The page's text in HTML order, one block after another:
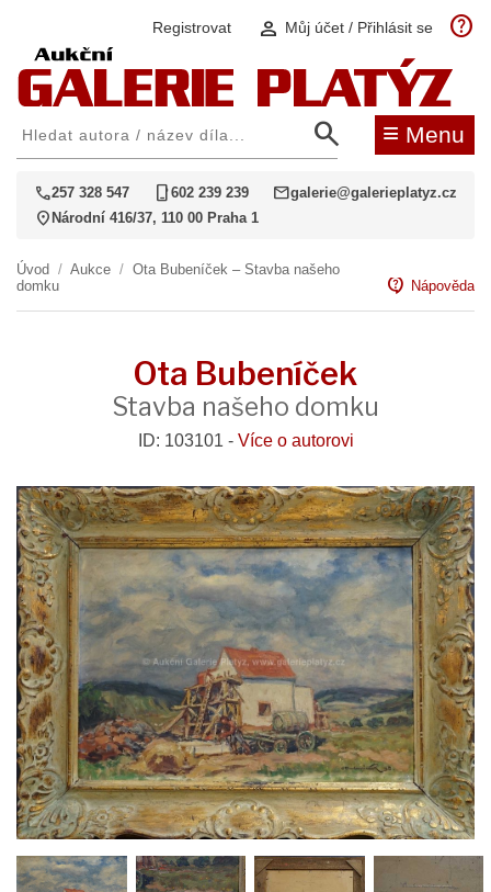
Registrovat person Můj účet / Přihlásit se help
search ≡ Menu
call257 328 547 phone_iphone602 239 239 mailgalerie@galerieplatyz.cz
location_on Národní 416/37, 110 00 Praha 1
Úvod / Aukce / Ota Bubeníček – Stavba našeho
domku
contact_support Nápověda
Ota Bubeníček
Stavba našeho domku
ID: 103101 - Více o autorovi